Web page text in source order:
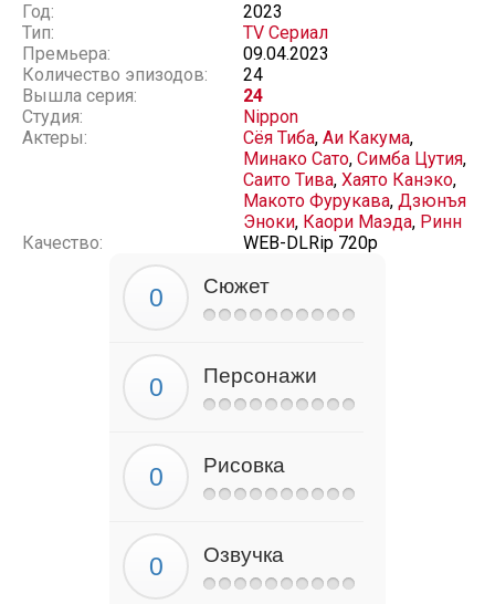
Год:
2023
Тип:
TV Сериал
Премьера:
09.04.2023
Количество эпизодов:
24
Вышла серия:
24
Студия:
Nippon
Актеры:
Сёя Тиба, Аи Какума,
Минако Сато, Симба Цутия,
Саито Тива, Хаято Канэко,
Макото Фурукава, Дзюнъя
Эноки, Каори Маэда, Ринн
Качество:
WEB-DLRip 720p
Сюжет
Персонажи
Рисовка
Озвучка